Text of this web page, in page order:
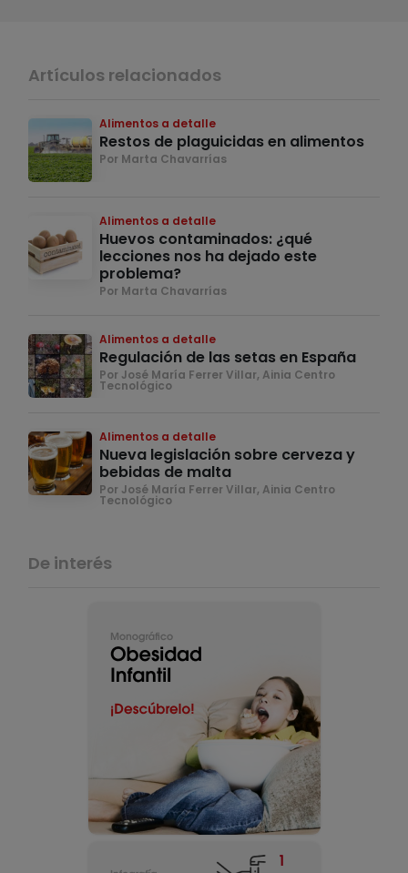
Artículos relacionados
Alimentos a detalle
Restos de plaguicidas en alimentos
Por Marta Chavarrías
Alimentos a detalle
Huevos contaminados: ¿qué
lecciones nos ha dejado este
problema?
Por Marta Chavarrías
Alimentos a detalle
Regulación de las setas en España
Por José María Ferrer Villar, Ainia Centro
Tecnológico
Alimentos a detalle
Nueva legislación sobre cerveza y
bebidas de malta
Por José María Ferrer Villar, Ainia Centro
Tecnológico
De interés